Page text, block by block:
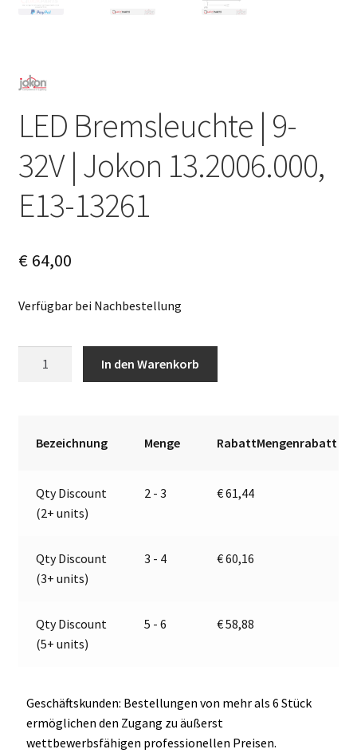
LED Bremsleuchte | 9-
32V | Jokon 13.2006.000,
E13-13261
€64,00
Verfügbar bei Nachbestellung
13.2006.000,
E13-
Menge
In den Warenkorb
r
t
e
Bezeichnung Menge RabattMengenrabatt
Qty Discount
(2+ units)
2 - 3 €61,44
Qty Discount
(3+ units)
3 - 4 €60,16
Qty Discount
(5+ units)
5 - 6 €58,88
Geschäftskunden: Bestellungen von mehr als 6 Stück
ermöglichen den Zugang zu äußerst
wettbewerbsfähigen professionellen Preisen.